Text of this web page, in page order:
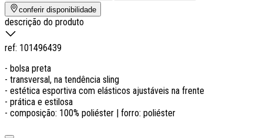
conferir disponibilidade
descrição do produto
ref: 101496439
- bolsa preta
- transversal, na tendência sling
- estética esportiva com elásticos ajustáveis na frente
- prática e estilosa
- composição: 100% poliéster | forro: poliéster